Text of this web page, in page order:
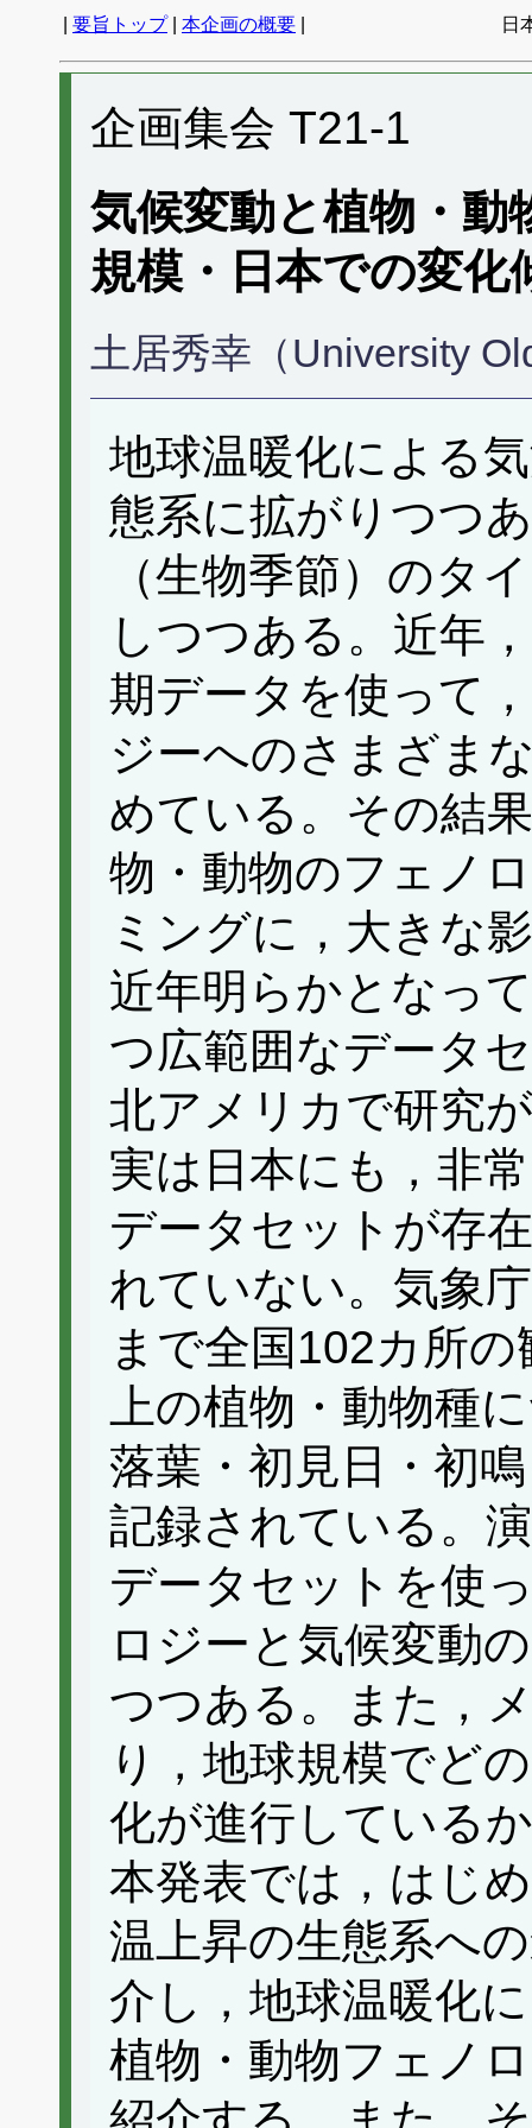
要旨トップ| 本企画の概要 日
企画集会 T21-1
気候変動と植物・動
規模・日本での変化
土居秀幸（University
地球温暖化による
態系に拡がりつつ
（生物季節）のタ
しつつある。近年
期データを使って
ジーへのさまざま
めている。その結
物・動物のフェノ
ミングに，大きな
近年明らかとなっ
つ広範囲なデータ
北アメリカで研究
実は日本にも，非
データセットが存
れていない。気象
まで全国102カ所
上の植物・動物種
落葉・初見日・初
記録されている。
データセットを使
ロジーと気候変動
つつある。また，
り，地球規模でど
化が進行している
本発表では，はじ
温上昇の生態系へ
介し，地球温暖化
植物・動物フェノ